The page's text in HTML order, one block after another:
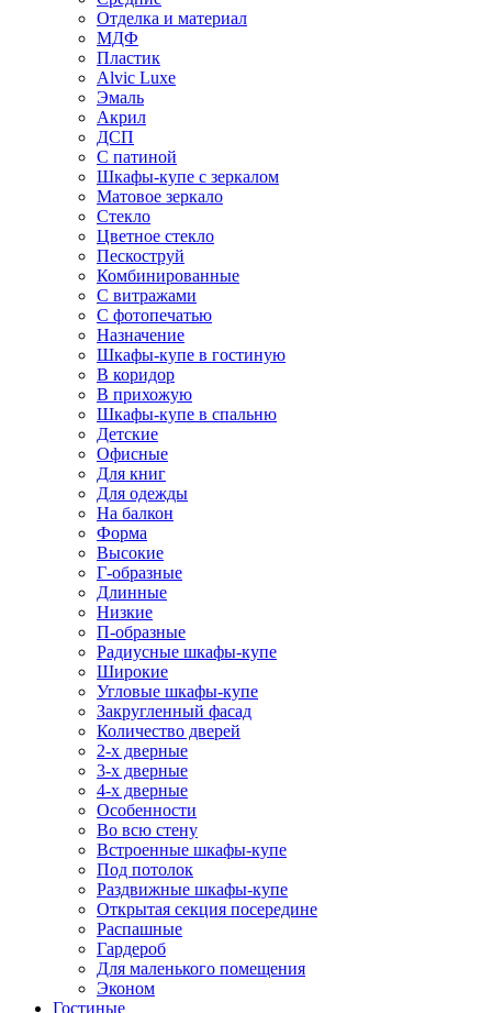
Отделка и материал
МДФ
Пластик
Alvic Luxe
Эмаль
Акрил
ДСП
С патиной
Шкафы-купе с зеркалом
Матовое зеркало
Стекло
Цветное стекло
Пескоструй
Комбинированные
С витражами
С фотопечатью
Назначение
Шкафы-купе в гостиную
В коридор
В прихожую
Шкафы-купе в спальню
Детские
Офисные
Для книг
Для одежды
На балкон
Форма
Высокие
Г-образные
Длинные
Низкие
П-образные
Радиусные шкафы-купе
Широкие
Угловые шкафы-купе
Закругленный фасад
Количество дверей
2-х дверные
3-х дверные
4-х дверные
Особенности
Во всю стену
Встроенные шкафы-купе
Под потолок
Раздвижные шкафы-купе
Открытая секция посередине
Распашные
Гардероб
Для маленького помещения
Эконом
Гостиные